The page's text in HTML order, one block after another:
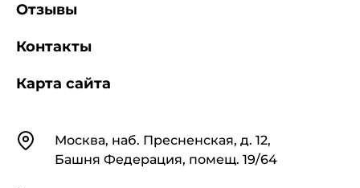
КонтактыМосква, наб. Пресненская, д. 12,
Башня Федерация, помещ. 19/64
Отзывы
Контакты
Карта сайта